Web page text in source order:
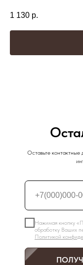
1 130 р.
Оставьте
Нажимая кнопку
обработку Ваших
Политикой